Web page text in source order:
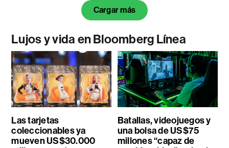
Cargar más
Lujos y vida en Bloomberg Línea
Las tarjetas
coleccionables ya
mueven US$30.000
Batallas, videojuegos y
una bolsa de US$75
millones “capaz de